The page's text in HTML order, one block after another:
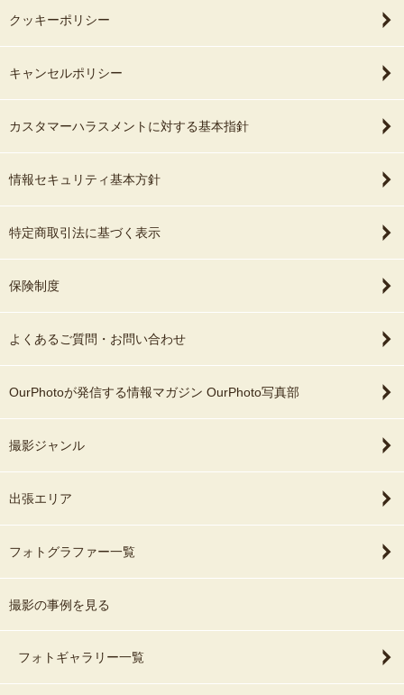
クッキーポリシー
キャンセルポリシー
カスタマーハラスメントに対する基本指針
情報セキュリティ基本方針
特定商取引法に基づく表示
保険制度
よくあるご質問・お問い合わせ
OurPhotoが発信する情報マガジン OurPhoto写真部
撮影ジャンル
出張エリア
フォトグラファー一覧
撮影の事例を見る
フォトギャラリー一覧